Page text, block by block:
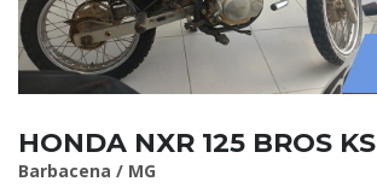
HONDA NXR 125 BROS KS
Barbacena / MG